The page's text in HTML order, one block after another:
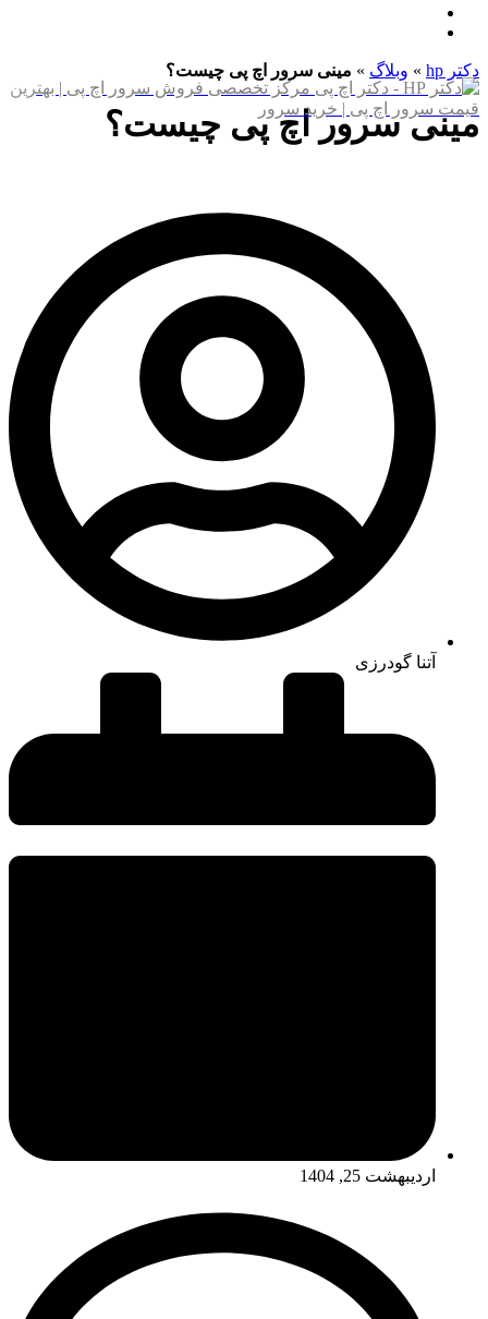
دکتر hp » وبلاگ » مینی سرور اچ پی چیست؟
مینی سرور اچ پی چیست؟
آتنا گودرزی
اردیبهشت 25, 1404